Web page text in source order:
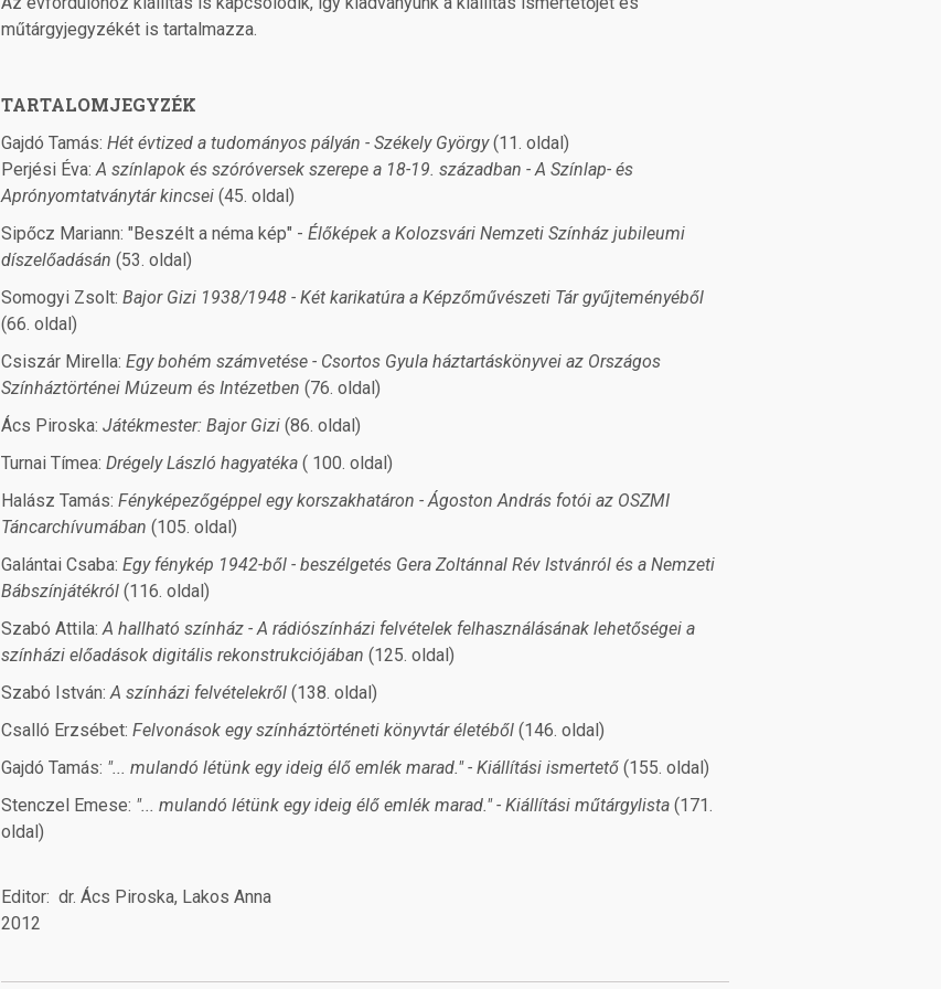
műtárgyjegyzékét is tartalmazza.
TARTALOMJEGYZÉK
Gajdó Tamás: Hét évtized a tudományos pályán - Székely György(11. oldal)
Perjési Éva:A színlapok és szóróversek szerepe a 18-19. században - A Színlap- és
Aprónyomtatványtár kincsei (45. oldal)
Sipőcz Mariann: "Beszélt a néma kép" - Élőképek a Kolozsvári Nemzeti Színház jubileumi
díszelőadásán (53. oldal)
Somogyi Zsolt: Bajor Gizi 1938/1948 - Két karikatúra a Képzőművészeti Tár gyűjteményéből
(66. oldal)
Csiszár Mirella: Egy bohém számvetése - Csortos Gyula háztartáskönyvei az Országos
Színháztörténei Múzeum és Intézetben (76. oldal)
Ács Piroska: Játékmester: Bajor Gizi (86. oldal)
Turnai Tímea: Drégely László hagyatéka ( 100. oldal)
Halász Tamás: Fényképezőgéppel egy korszakhatáron - Ágoston András fotói az OSZMI
Táncarchívumában (105. oldal)
Galántai Csaba: Egy fénykép 1942-ből - beszélgetés Gera Zoltánnal Rév Istvánról és a Nemzeti
Bábszínjátékról (116. oldal)
Szabó Attila:A hallható színház - A rádiószínházi felvételek felhasználásának lehetőségei a
színházi előadások digitális rekonstrukciójában (125. oldal)
Szabó István:A színházi felvételekről (138. oldal)
Csalló Erzsébet: Felvonások egy színháztörténeti könyvtár életéből (146. oldal)
Gajdó Tamás: "... mulandó létünk egy ideig élő emlék marad." - Kiállítási ismertető (155. oldal)
Stenczel Emese: "... mulandó létünk egy ideig élő emlék marad." - Kiállítási műtárgylista (171.
oldal)
Editor dr. Ács Piroska, Lakos Anna
2012